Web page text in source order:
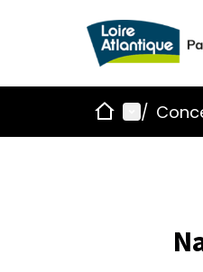
AccueilMenu
/